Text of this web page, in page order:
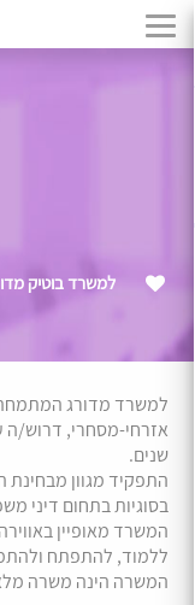
למשרד בוטיק
למשרד מדורג
שנים.
התפקיד מגוון
בסוגיות בתחום דיני
המשרד מאופיין
ללמוד, להתפתח
המשרה הינה משרה מלאה